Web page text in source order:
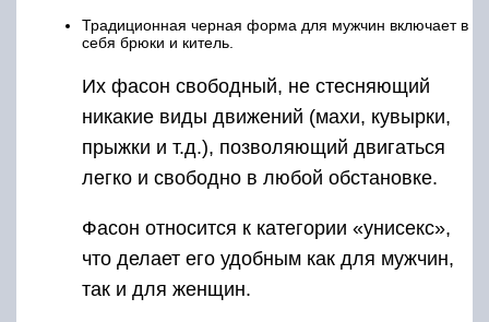
Традиционная черная форма для мужчин включает в
себя брюки и китель.
Их фасон свободный, не стесняющий
никакие виды движений (махи, кувырки,
прыжки и т.д.), позволяющий двигаться
легко и свободно в любой обстановке.
Фасон относится к категории «унисекс»,
что делает его удобным как для мужчин,
так и для женщин.